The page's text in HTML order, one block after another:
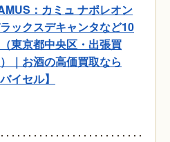
：カミュ ナポレオン
ックスデキャンタなど10
東京都中央区・出張買
｜お酒の高価買取なら
バイセル】